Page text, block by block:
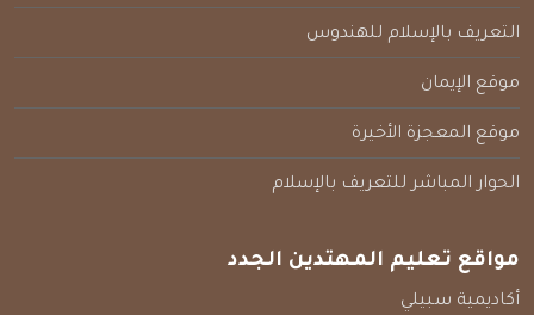
التعريف بالإسلام للهندوس
موقع الإيمان
موقع المعجزة الأخيرة
الحوار المباشر للتعريف بالإسلام
مواقع تعليم المهتدين الجدد
أكاديمية سبيلي